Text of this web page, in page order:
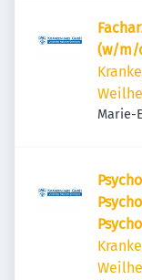
(w/m/
Marie-